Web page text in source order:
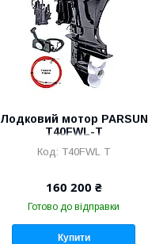
Лодковий мотор PARSUN
T40FWL-T
T40FWL T
160 200 ₴
Готово до відправки
Купити